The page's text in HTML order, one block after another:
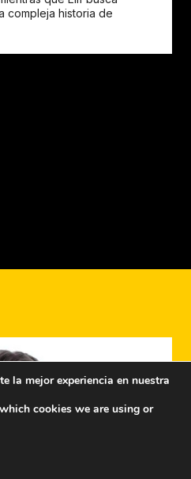
compleja historia de
la mejor experiencia en nuestra
cookies we are using or